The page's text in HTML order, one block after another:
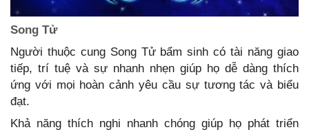
Song Tử
Người thuộc cung Song Tử bẩm sinh có tài năng giao
tiếp, trí tuệ và sự nhanh nhẹn giúp họ dễ dàng thích
ứng với mọi hoàn cảnh yêu cầu sự tương tác và biểu
đạt.
Khả năng thích nghi nhanh chóng giúp họ phát triển